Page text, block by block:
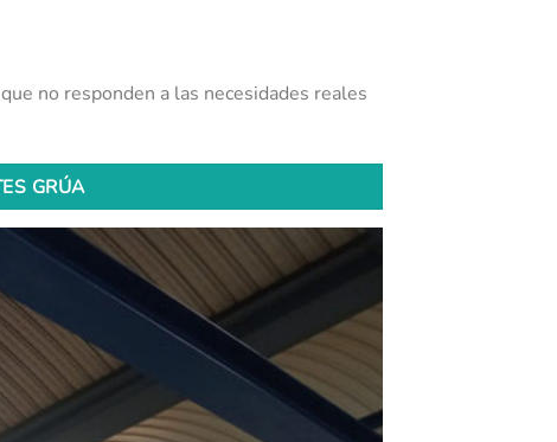
no responden a las necesidades reales
GRÚA